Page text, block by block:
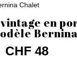
Chalet
en
Le
CHF 48Le